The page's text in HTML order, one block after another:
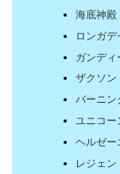
海底神殿
ロンガデ
ガンディ
ザクソン
バーニン
ユニコ
ヘルゼー
レジェ